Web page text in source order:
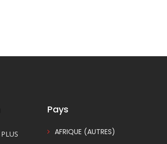
Pays
AFRIQUE (AUTRES)